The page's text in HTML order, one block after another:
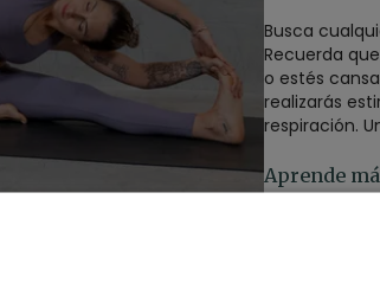
Busca
Recuerda
o estés
realizarás
respiración.
SOBRE ESTA
Aprende